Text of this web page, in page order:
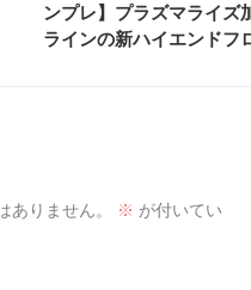
ンプレ】プラズマライズ
ラインの新ハイエンドフ
ありません。 ※ が付いてい